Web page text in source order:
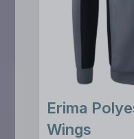
Erima
Wings